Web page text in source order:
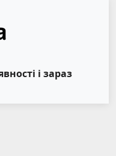
і зараз